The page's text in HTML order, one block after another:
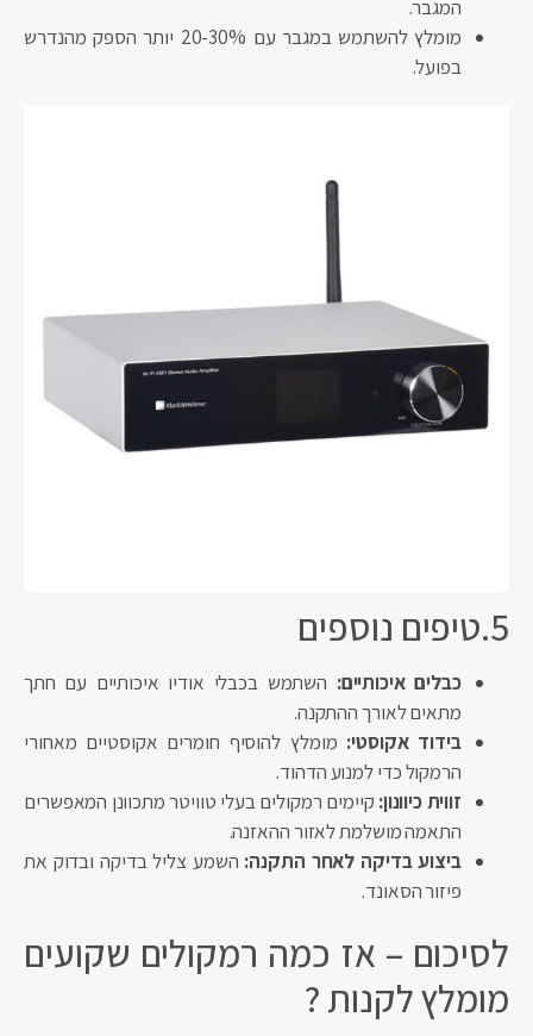
המגבר.
מומלץ להשתמש במגבר עם 20-30% יותר הספק מהנדרש
בפועל.
5.טיפים נוספים
כבלים איכותיים: השתמש בכבלי אודיו איכותיים עם חתך
מתאים לאורך ההתקנה.
בידוד אקוסטי: מומלץ להוסיף חומרים אקוסטיים מאחורי
הרמקול כדי למנוע הדהוד.
זווית כיוונון:קיימים רמקולים בעלי טוויטר מתכוונן המאפשרים
התאמה מושלמת לאזור ההאזנה.
ביצוע בדיקה לאחר התקנה: השמע צליל בדיקה ובדוק את
פיזור הסאונד.
לסיכום – אז כמה רמקולים שקועים
מומלץ לקנות ?